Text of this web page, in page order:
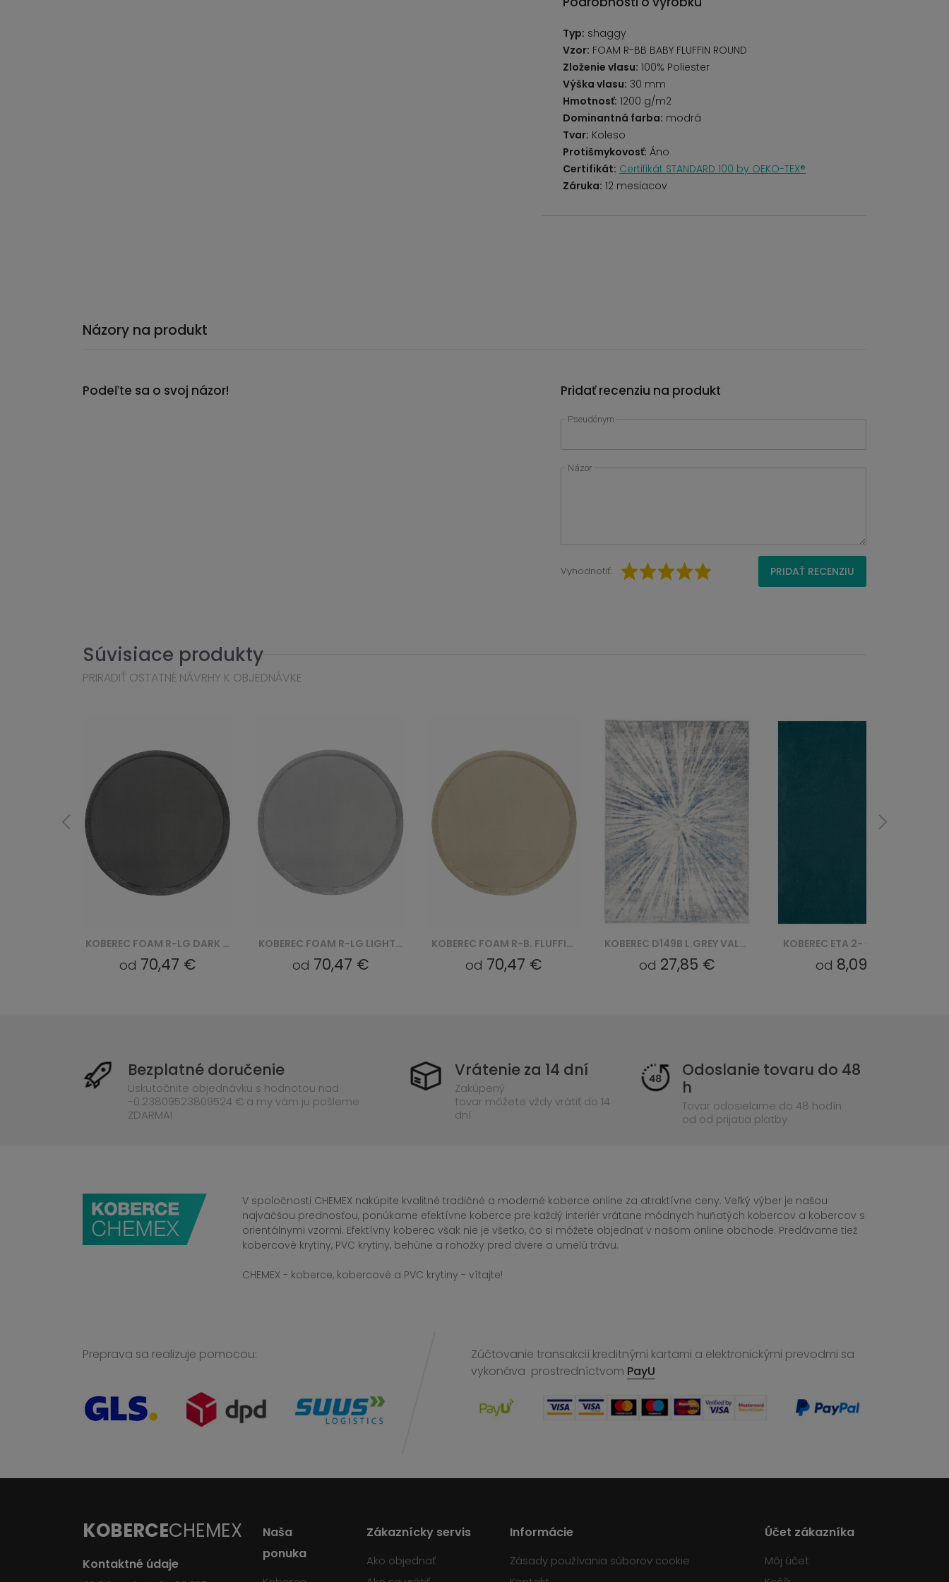
Typ: shaggy
Vzor: FOAM R-BB BABY FLUFFIN ROUND
Zloženie vlasu: 100% Poliester
Výška vlasu: 30 mm
Hmotnosť: 1200 g/m2
Dominantná farba: modrá
Tvar: Koleso
Protišmykovosť: Áno
Certifikát: Certifikát STANDARD 100 by OEKO-TEX®
Záruka: 12 mesiacov
Názory na produkt
Podeľte sa o svoj názor! Pridať recenziu na produkt
Pseudónym
Názor
Vyhodnotiť: PRIDAŤ RECENZIU
Súvisiace produkty
PRIRADIŤ OSTATNÉ NÁVRHY K OBJEDNÁVKE
KOBEREC FOAM R-LG LIGHT FLUFFIN ROUND - SZARY
od 70,47 €
KOBEREC FOAM R-B. FLUFFIN ROUND - BEŻOWY
od 70,47 €
KOBEREC D149B L.GREY VALLEY - NIEBIESKI
od 27,85 €
KOBEREC ETA 2- - NIEBIESKI
od8,09 € od 49,05 €
Bezplatné doručenie
Uskutočnite objednávku s hodnotou nad
-0.23809523809524 € a my vám ju pošleme
ZDARMA!
Vrátenie za 14 dní
Zakúpený
tovar môžete vždy vrátiť do 14
dní
Odoslanie tovaru do 48
h
Tovar odosielame do 48 hodín
od od prijatia platby
V spoločnosti CHEMEX nakúpite kvalitné tradičné a moderné koberce online za atraktívne ceny. Veľký výber je našou
najväčšou prednosťou, ponúkame efektívne koberce pre každý interiér vrátane módnych huňatých kobercov a kobercov s
orientálnymi vzormi. Efektívny koberec však nie je všetko, čo si môžete objednať v našom online obchode. Predávame tiež
kobercové krytiny, PVC krytiny, behúne a rohožky pred dvere a umelú trávu.
CHEMEX - koberce, kobercové a PVC krytiny - vítajte!
Preprava sa realizuje pomocou:
Zúčtovanie transakcií kreditnými kartami a elektronickými prevodmi sa
vykonáva prostredníctvom PayU
KOBERCECHEMEX
Kontaktné údaje
Naša
ponuka
Zákaznícky servis
Ako objednať
Informácie
Zásady používania súborov cookie
Účet zákazníka
Môj účet